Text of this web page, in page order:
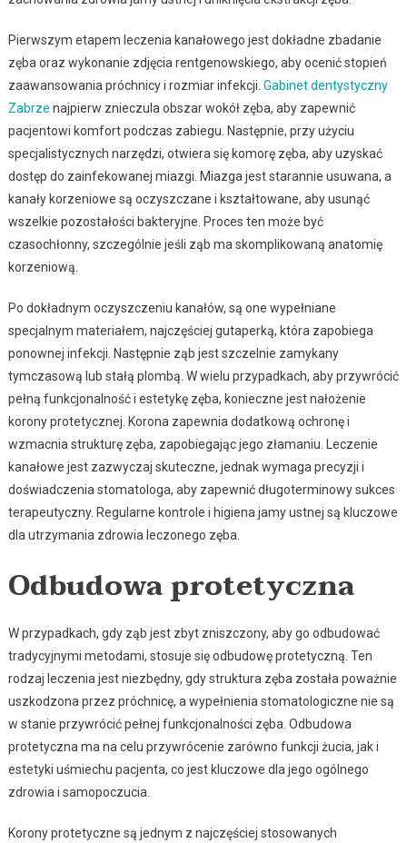
Pierwszym etapem leczenia kanałowego jest dokładne zbadanie
zęba oraz wykonanie zdjęcia rentgenowskiego, aby ocenić stopień
zaawansowania próchnicy i rozmiar infekcji. Gabinet dentystyczny
Zabrze najpierw znieczula obszar wokół zęba, aby zapewnić
pacjentowi komfort podczas zabiegu. Następnie, przy użyciu
specjalistycznych narzędzi, otwiera się komorę zęba, aby uzyskać
dostęp do zainfekowanej miazgi. Miazga jest starannie usuwana, a
kanały korzeniowe są oczyszczane i kształtowane, aby usunąć
wszelkie pozostałości bakteryjne. Proces ten może być
czasochłonny, szczególnie jeśli ząb ma skomplikowaną anatomię
korzeniową.
Po dokładnym oczyszczeniu kanałów, są one wypełniane
specjalnym materiałem, najczęściej gutaperką, która zapobiega
ponownej infekcji. Następnie ząb jest szczelnie zamykany
tymczasową lub stałą plombą. W wielu przypadkach, aby przywrócić
pełną funkcjonalność i estetykę zęba, konieczne jest nałożenie
korony protetycznej. Korona zapewnia dodatkową ochronę i
wzmacnia strukturę zęba, zapobiegając jego złamaniu. Leczenie
kanałowe jest zazwyczaj skuteczne, jednak wymaga precyzji i
doświadczenia stomatologa, aby zapewnić długoterminowy sukces
terapeutyczny. Regularne kontrole i higiena jamy ustnej są kluczowe
dla utrzymania zdrowia leczonego zęba.
Odbudowa protetyczna
W przypadkach, gdy ząb jest zbyt zniszczony, aby go odbudować
tradycyjnymi metodami, stosuje się odbudowę protetyczną. Ten
rodzaj leczenia jest niezbędny, gdy struktura zęba została poważnie
uszkodzona przez próchnicę, a wypełnienia stomatologiczne nie są
w stanie przywrócić pełnej funkcjonalności zęba. Odbudowa
protetyczna ma na celu przywrócenie zarówno funkcji żucia, jak i
estetyki uśmiechu pacjenta, co jest kluczowe dla jego ogólnego
zdrowia i samopoczucia.
Korony protetyczne są jednym z najczęściej stosowanych